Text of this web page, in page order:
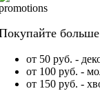
от 50 руб. -
от 100 руб. -
от 150 руб. -